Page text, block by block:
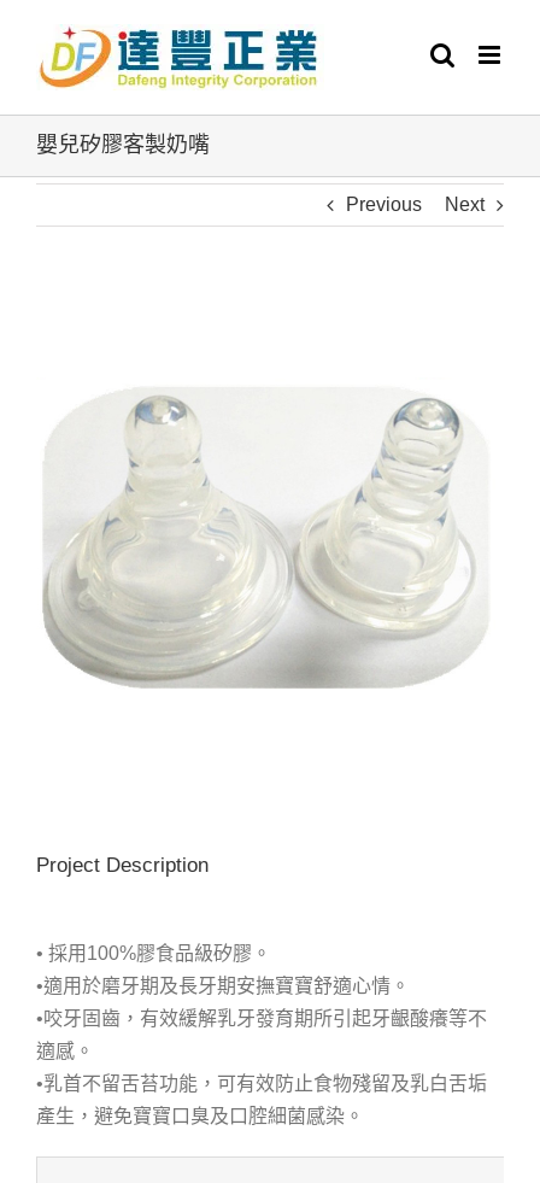
content
嬰兒矽膠客製奶嘴
Previous Next
Project Description
• 採用100%膠食品級矽膠。
•適用於磨牙期及長牙期安撫寶寶舒適心情。
•咬牙固齒，有效緩解乳牙發育期所引起牙齦酸癢等不
適感。
•乳首不留舌苔功能，可有效防止食物殘留及乳白舌垢
產生，避免寶寶口臭及口腔細菌感染。